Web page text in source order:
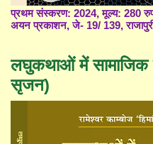
प्रथम संस्करण: 2024, मूल्य: 280
अयन प्रकाशन, जे- 19/ 139,
लघुकथाओं में सामाजिक
सृजन)